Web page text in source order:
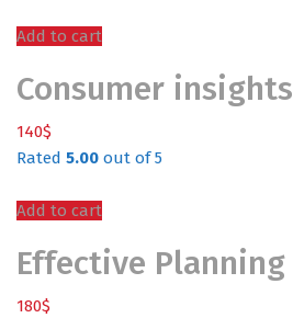
Add to cart
Consumer insights
140$
Rated 5.00 out of 5
Add to cart
Effective Planning
180$